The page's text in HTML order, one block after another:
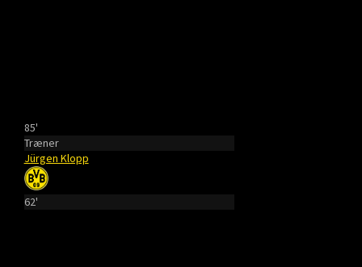
85'
Træner
Jürgen Klopp
62'